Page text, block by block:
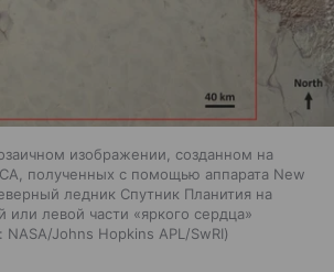
изображении, созданном на
полученных с помощью аппарата New
ледник Спутник Планития на
или левой части «яркого сердца»
NASA/Johns Hopkins APL/SwRI